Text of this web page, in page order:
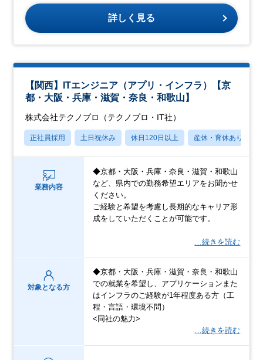
詳しく見る
【関西】ITエンジニア（アプリ・インフラ）【京
都・大阪・兵庫・滋賀・奈良・和歌山】
株式会社テクノプロ（テクノプロ・IT社）
正社員採用 土日祝休み 休日120日以上 産休・育休あり
業務内容
◆京都・大阪・兵庫・奈良・滋賀・和歌山
など、県内での勤務希望エリアをお聞かせ
ください。
ご経験と希望を考慮し長期的なキャリア形
成をしていただくことが可能です。
…続きを読む
対象となる方
◆京都・大阪・兵庫・滋賀・奈良・和歌山
での就業を希望し、アプリケーションまた
はインフラのご経験が1年程度ある方（工
程・言語・環境不問）
<同社の魅力>
…続きを読む